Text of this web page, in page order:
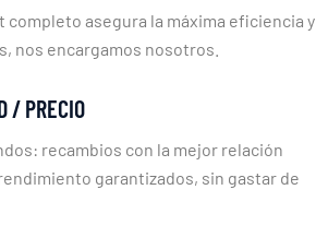
completo asegura la máxima eficiencia y
nos encargamos nosotros.
/ PRECIO
recambios con la mejor relación
garantizados, sin gastar de